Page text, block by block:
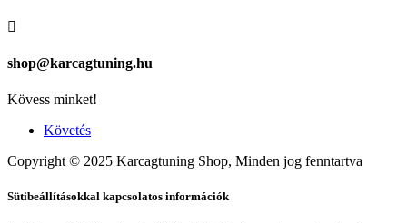

shop@karcagtuning.hu
Kövess minket!
Követés
Copyright © 2025 Karcagtuning Shop, Minden jog fenntartva
Sütibeállításokkal kapcsolatos információk